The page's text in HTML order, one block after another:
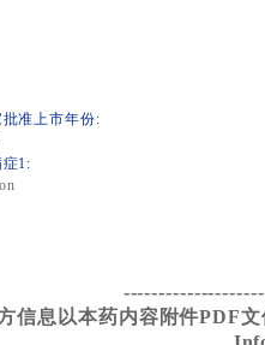
准上市年份:
1:
信息以本药内容附件PDF